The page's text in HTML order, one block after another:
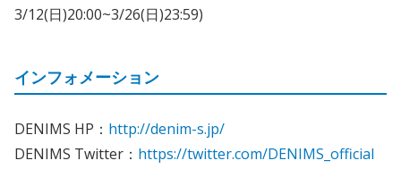
3/12(日)20:00~3/26(日)23:59)
インフォメーション
DENIMS HP： http://denim-s.jp/
DENIMS Twitter： https://twitter.com/DENIMS_official